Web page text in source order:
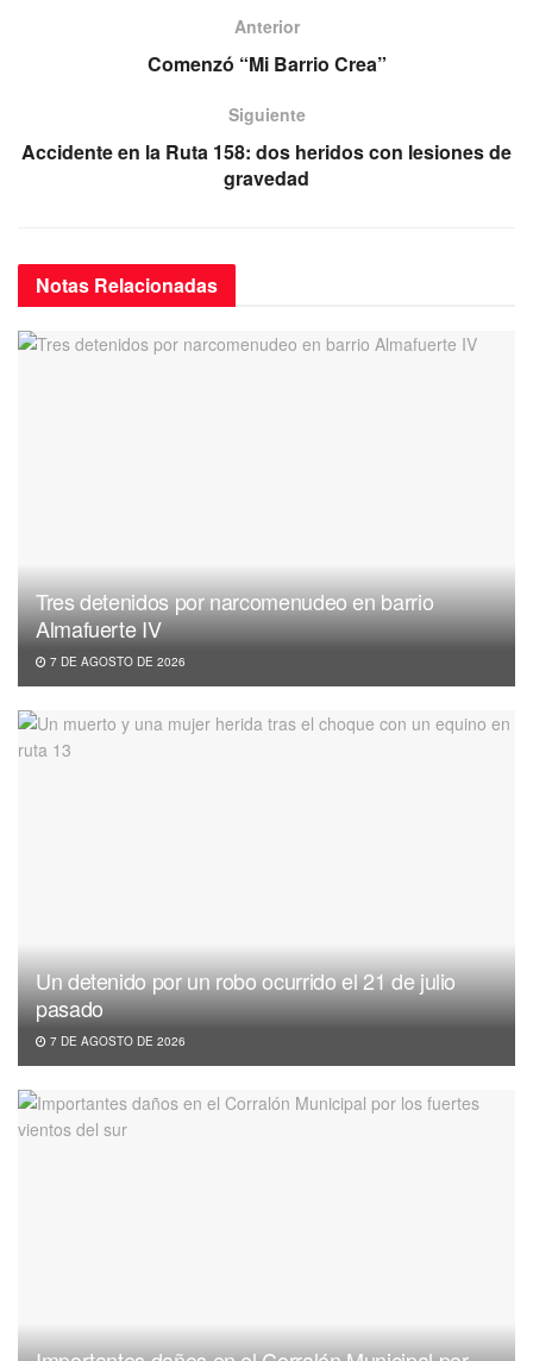
k
p
a
m
Anterior
Comenzó “Mi Barrio Crea”
Siguiente
Accidente en la Ruta 158: dos heridos con lesiones de
gravedad
Notas Relacionadas
Tres detenidos por narcomenudeo en barrio
Almafuerte IV
7 DE AGOSTO DE 2026
Un detenido por un robo ocurrido el 21 de julio
pasado
7 DE AGOSTO DE 2026